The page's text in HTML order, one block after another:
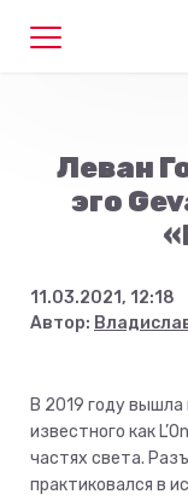
Леван
эго
11.03.2021, 12:18
Автор:
В 2019 году
известного как
частях света.
практиковался в